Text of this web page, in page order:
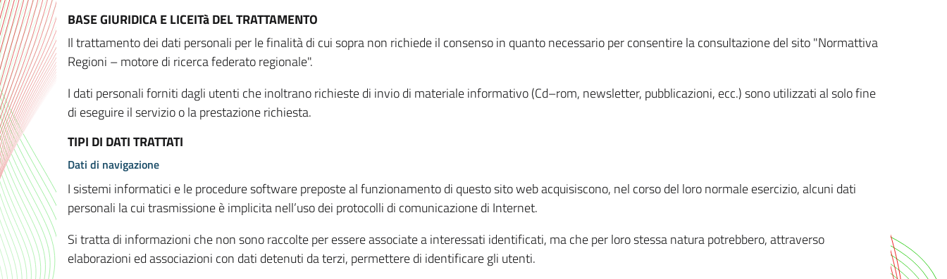
BASE GIURIDICA E LICEITà DEL TRATTAMENTO
Il trattamento dei dati personali per le finalità di cui sopra non richiede il consenso in quanto necessario per consentire la consultazione del sito "Normattiva
Regioni – motore di ricerca federato regionale".
I dati personali forniti dagli utenti che inoltrano richieste di invio di materiale informativo (Cd–rom, newsletter, pubblicazioni, ecc.) sono utilizzati al solo fine
di eseguire il servizio o la prestazione richiesta.
TIPI DI DATI TRATTATI
Dati di navigazione
I sistemi informatici e le procedure software preposte al funzionamento di questo sito web acquisiscono, nel corso del loro normale esercizio, alcuni dati
personali la cui trasmissione è implicita nell’uso dei protocolli di comunicazione di Internet.
Si tratta di informazioni che non sono raccolte per essere associate a interessati identificati, ma che per loro stessa natura potrebbero, attraverso
elaborazioni ed associazioni con dati detenuti da terzi, permettere di identificare gli utenti.